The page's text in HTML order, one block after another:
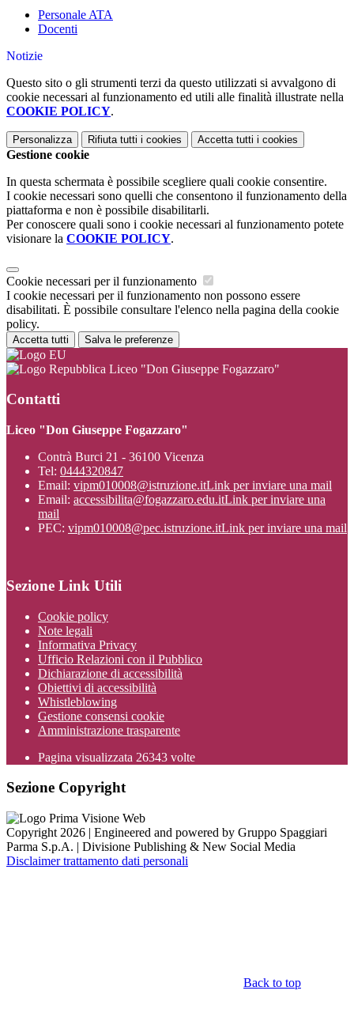
Personale ATA
Docenti
Notizie
Questo sito o gli strumenti terzi da questo utilizzati si avvalgono di
cookie necessari al funzionamento ed utili alle finalità illustrate nella
COOKIE POLICY.
Personalizza Rifiuta tutti i cookies Accetta tutti i cookies
Gestione cookie
In questa schermata è possibile scegliere quali cookie consentire.
I cookie necessari sono quelli che consentono il funzionamento della
piattaforma e non è possibile disabilitarli.
Per conoscere quali sono i cookie necessari al funzionamento potete
visionare la COOKIE POLICY.
Cookie necessari per il funzionamento
I cookie necessari per il funzionamento non possono essere
disabilitati. È possibile consultare l'elenco nella pagina della cookie
policy.
Accetta tutti Salva le preferenze
Liceo "Don Giuseppe Fogazzaro"
Contatti
Liceo "Don Giuseppe Fogazzaro"
Contrà Burci 21 - 36100 Vicenza
Tel: 0444320847
Email: vipm010008@istruzione.itLink per inviare una mail
Email: accessibilita@fogazzaro.edu.itLink per inviare una
mail
PEC: vipm010008@pec.istruzione.itLink per inviare una mail
Sezione Link Utili
Cookie policy
Note legali
Informativa Privacy
Ufficio Relazioni con il Pubblico
Dichiarazione di accessibilità
Obiettivi di accessibilità
Whistleblowing
Gestione consensi cookie
Amministrazione trasparente
Pagina visualizzata 26343 volte
Sezione Copyright
Copyright 2026 | Engineered and powered by Gruppo Spaggiari
Parma S.p.A. | Divisione Publishing & New Social Media
Disclaimer trattamento dati personali
Back to top